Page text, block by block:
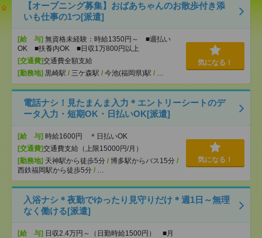
【オープニング募集】おばあちゃんのお散歩付き添
いも仕事の1つ[派遣]
[給 与] 無資格未経験：時給1350円～ ■週払い
OK ■扶養内OK ■日収1万800円以上
[交通費]交通費全額支給
[勤務地] 黒崎駅 / 三ケ森駅 / 今池(福岡県)駅 / …
気になる！
電話ナシ！見たまんま入力＊エントリーシートのデ
ータ入力・短期OK・日払いOK[派遣]
[給 与] 時給1600円 ＊日払いOK
[交通費]交通費支給（上限15000円/月）
[勤務地] 天神駅から徒歩5分 / 博多駅からバス15分 /
西鉄福岡駅から徒歩5分 / …
気になる！
入浴ナシ＊夜勤でゆったり見守りだけ＊週1日～無理
なく働ける[派遣]
[給 与] 日収2.4万円～（日勤時給1500円） ■月